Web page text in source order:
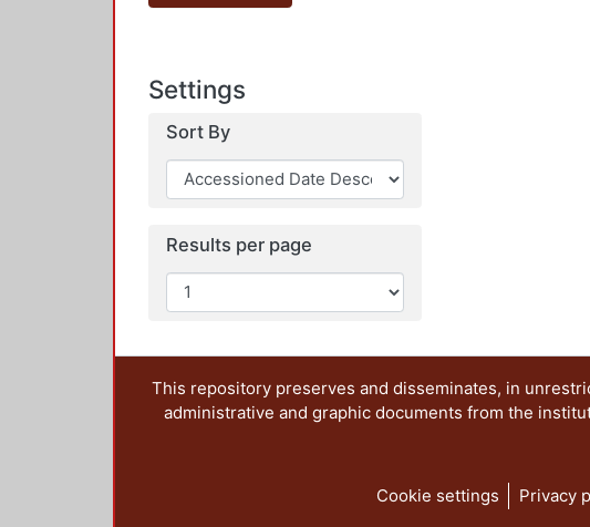
Settings
Sort By
Results per page
This repository preserves and disseminates, in
administrative and graphic documents from the
Cookie settings Privacy